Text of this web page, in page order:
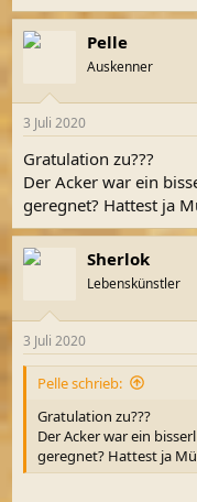
Pelle
Auskenner
3 Juli 2020
Gratulation zu???
Der Acker war ein
geregnet? Hattest ja
Sherlok
Lebenskünstler
3 Juli 2020
Pelle schrieb:
Gratulation zu???
Der Acker war ein
geregnet? Hattest ja